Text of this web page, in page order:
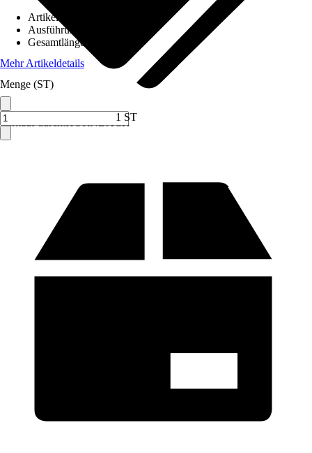
Verkauf durch:HORNBACH
Artikeltyp
Ausführung
Gesamtlänge
Mehr Artikeldetails
Menge (ST)
1 ST